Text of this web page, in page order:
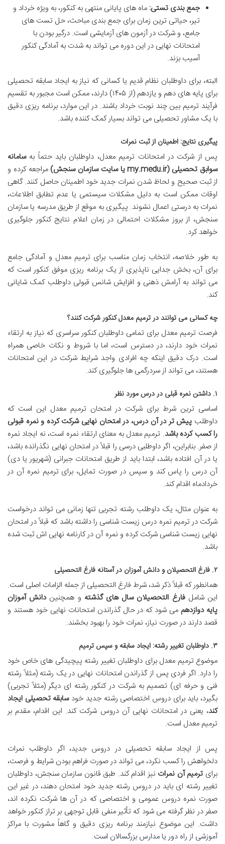
جمع بندی تستی: ماه های پایانی منتهی به کنکور، به ویژه خرداد و
تیر، حیاتی ترین زمان برای جمع بندی مباحث، حل تست های
جامع، و شرکت در آزمون های آزمایشی است. درگیر بودن با
امتحانات نهایی در این دوره می تواند به شدت به آمادگی کنکور
آسیب بزند.
البته، برای داوطلبان نظام قدیم یا کسانی که نیاز به ایجاد سابقه تحصیلی
برای پایه های دهم و یازدهم (از ۱۴۰۵) دارند، ممکن است مجبور به تقسیم
فرآیند ترمیم بین چند نوبت خرداد باشند. در این موارد، برنامه ریزی دقیق
با یک مشاور تحصیلی می تواند بسیار کمک کننده باشد.
پیگیری نتایج: اطمینان از ثبت نمرات
پس از شرکت در امتحانات ترمیم معدل، داوطلبان باید حتماً بهسامانه
سوابق تحصیلی (my.medu.ir یا سایت سازمان سنجش)
مراجعه کرده و
از ثبت صحیح و لحاظ شدن نمرات جدید خود اطمینان حاصل کنند. گاهی
اوقات ممکن است به دلیل مشکلات سیستمی یا عدم تطابق اطلاعات،
نمرات به درستی اعمال نشوند. پیگیری به موقع از طریق مدرسه یا سازمان
سنجش، از بروز مشکلات احتمالی در زمان اعلام نتایج کنکور جلوگیری
خواهد کرد.
به طور خلاصه، انتخاب زمان مناسب برای ترمیم معدل و آمادگی جامع
برای آن، بخش جدایی ناپذیری از یک برنامه ریزی موفق کنکور است که
می تواند به آرامش ذهنی و افزایش شانس قبولی داوطلب کمک شایانی
کند.
چه کسانی می توانند در ترمیم معدل کنکور شرکت کنند؟
فرصت ترمیم معدل برای تمامی داوطلبان کنکور سراسری که نیاز به ارتقاء
نمرات خود دارند، در دسترس است، اما با شروط و نکات خاصی همراه
است. درک دقیق اینکه چه افرادی واجد شرایط شرکت در این امتحانات
هستند، می تواند از سردرگمی ها جلوگیری کند.
۱. داشتن نمره قبلی در درس مورد نظر
اساسی ترین شرط برای شرکت در امتحان ترمیم معدل این است که
داوطلب پیش تر در آن درس، در امتحان نهایی شرکت کرده و نمره قبولی
را کسب کرده باشد. ترمیم معدل به معنای ارتقاء نمره است، نه ایجاد نمره
از صفر. بنابراین، اگر داوطلبی درسی را قبلاً در امتحان نهایی نگذرانده باشد،
یا در آن افتاده باشد، ابتدا باید از طریق امتحانات جبرانی (شهریور یا دی)
آن درس را پاس کند و سپس در صورت تمایل، برای ترمیم نمره آن در
خردادماه اقدام کند.
به عنوان مثال، یک داوطلب رشته تجربی تنها زمانی می تواند درخواست
شرکت در ترمیم نمره درس زیست شناسی را داشته باشد که قبلاً در امتحان
نهایی زیست شناسی شرکت کرده و نمره آن در کارنامه نهایی اش ثبت شده
باشد.
۲. فارغ التحصیلان و دانش آموزان در آستانه فارغ التحصیلی
همانطور که قبلاً ذکر شد، شرط فارغ التحصیلی از جمله الزامات اصلی است.
این شاملفارغ التحصیلان سال های گذشته و همچنیندانش آموزان
پایه دوازدهم می شود که در حال گذراندن امتحانات نهایی خود هستند و
قصد دارند در صورت نیاز، نمرات خود را بهبود بخشند.
۳. داوطلبان تغییر رشته: ایجاد سابقه و سپس ترمیم
موضوع ترمیم معدل برای داوطلبان تغییر رشته پیچیدگی های خاص خود
را دارد. اگر فردی پس از گذراندن امتحانات نهایی در یک رشته (مثلاً رشته
فنی و حرفه ای) تصمیم به شرکت در کنکور رشته ای دیگر (مثلاً تجربی)
بگیرد، باید برای دروس اختصاصی رشته جدید خودسابقه تحصیلی ایجاد
کند، یعنی در امتحانات نهایی آن دروس شرکت کند. این اقدام، مقدم بر
ترمیم معدل است.
پس از ایجاد سابقه تحصیلی در دروس جدید، اگر داوطلب نمرات
دلخواهش را کسب نکرد، می تواند در صورت فراهم بودن شرایط و فرصت،
برای ترمیم آن نمرات نیز اقدام کند. طبق قانون سازمان سنجش، داوطلبان
تغییر رشته ای باید در دروس رشته جدید خود امتحان دهند، در غیر این
صورت نمره دروس عمومی و اختصاصی که در آن ها شرکت نکرده اند،
صفر در نظر گرفته می شود که تأثیر منفی قابل توجهی بر تراز کنکور خواهد
داشت. این موضوع نیازمند برنامه ریزی دقیق و گاهاً مشورت با مراکز
آموزشی از راه دور یا مدارس بزرگسالان است.